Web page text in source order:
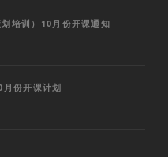
培训）10月份开课通知
份开课计划